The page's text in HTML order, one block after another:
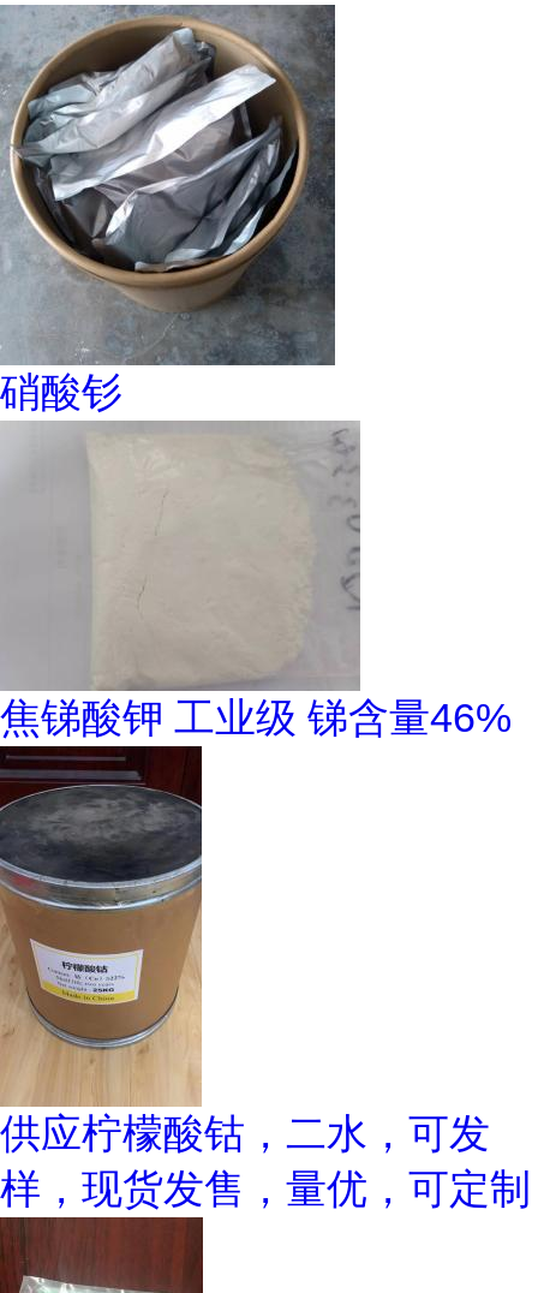
硝酸钐
焦锑酸钾 工业级 锑含量46%
供应柠檬酸钴，二水，可发
样，现货发售，量优，可定制